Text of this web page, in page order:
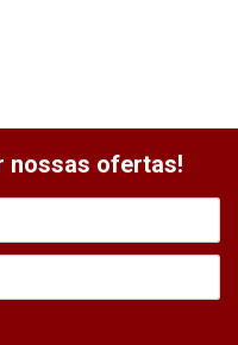
nossas ofertas!